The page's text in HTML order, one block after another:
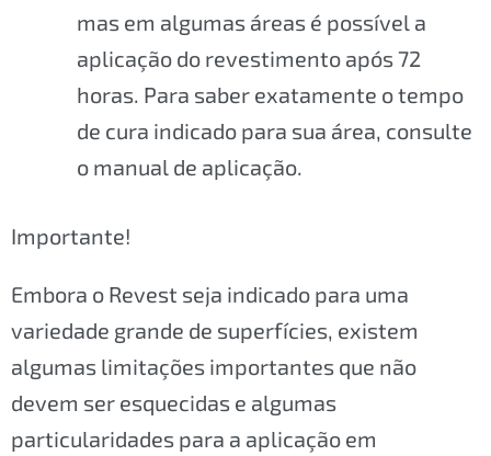
mas em algumas áreas é possível a
aplicação do revestimento após 72
horas. Para saber exatamente o tempo
de cura indicado para sua área, consulte
o manual de aplicação.
Importante!
Embora o Revest seja indicado para uma
variedade grande de superfícies, existem
algumas limitações importantes que não
devem ser esquecidas e algumas
particularidades para a aplicação em